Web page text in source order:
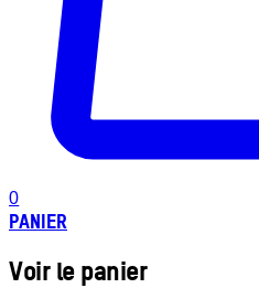
0
PANIER
Voir le panier